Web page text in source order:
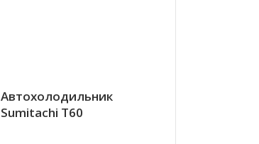
Автохолодильник
Sumitachi T60